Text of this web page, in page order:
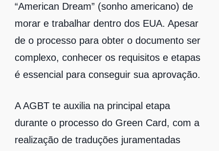
“American Dream” (sonho americano) de
morar e trabalhar dentro dos EUA. Apesar
de o processo para obter o documento ser
complexo, conhecer os requisitos e etapas
é essencial para conseguir sua aprovação.
A AGBT te auxilia na principal etapa
durante o processo do Green Card, com a
realização de traduções juramentadas